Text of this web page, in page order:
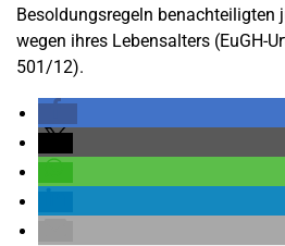
Besoldungsregeln benachteiligten
wegen ihres Lebensalters (EuGH-
501/12).